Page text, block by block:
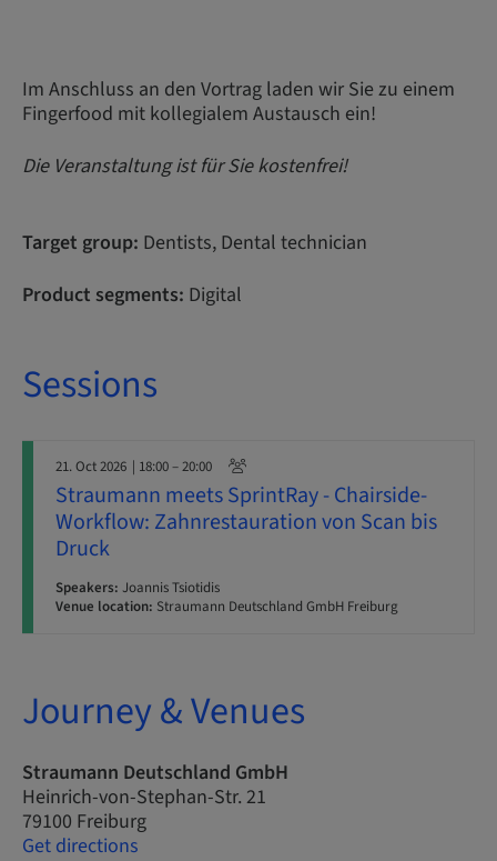
Im Anschluss an den Vortrag laden wir Sie zu einem
Fingerfood mit kollegialem Austausch ein!
Die Veranstaltung ist für Sie kostenfrei!
Target group: Dentists, Dental technician
Product segments: Digital
Sessions
21. Oct 2026 | 18:00 – 20:00
Straumann meets SprintRay - Chairside-
Workflow: Zahnrestauration von Scan bis
Druck
Speakers: Joannis Tsiotidis
Venue location: Straumann Deutschland GmbH Freiburg
Journey & Venues
Straumann Deutschland GmbH
Heinrich-von-Stephan-Str. 21
79100 Freiburg
Get directions